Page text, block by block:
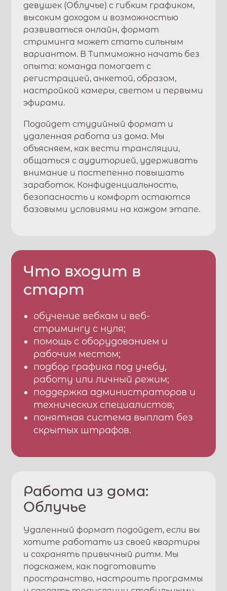
девушек (Облучье) с гибким графиком,
высоким доходом и возможностью
развиваться онлайн, формат
стриминга может стать сильным
вариантом. ВТипмиможно начать без
опыта: команда помогает с
регистрацией, анкетой, образом,
настройкой камеры, светом и первыми
эфирами.
Подойдет студийный формат и
удаленная работа из дома. Мы
объясняем, как вести трансляции,
общаться с аудиторией, удерживать
внимание и постепенно повышать
заработок. Конфиденциальность,
безопасность и комфорт остаются
базовыми условиями на каждом этапе.
Что входит в
старт
обучение вебкам и веб-
стримингу с нуля;
помощь с оборудованием и
рабочим местом;
подбор графика под учебу,
работу или личный режим;
поддержка администраторов и
технических специалистов;
понятная система выплат без
скрытых штрафов.
Работа из дома:
Облучье
Удаленный формат подойдет, если вы
хотите работать из своей квартиры
и сохранять привычный ритм. Мы
подскажем, как подготовить
пространство, настроить программы